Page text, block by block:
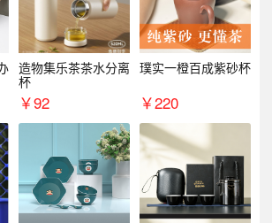
造物集乐茶茶水分离
杯
￥92
璞实一橙百成紫砂杯
￥220